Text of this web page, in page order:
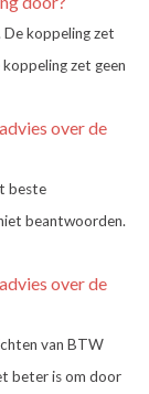
koppeling zet
zet geen
over de
beste
beantwoorden.
over de
van BTW
beter is om door